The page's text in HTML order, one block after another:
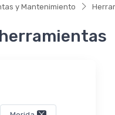
y Mantenimiento